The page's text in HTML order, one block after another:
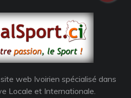
web Ivoirien spécialisé dans
Locale et Internationale.